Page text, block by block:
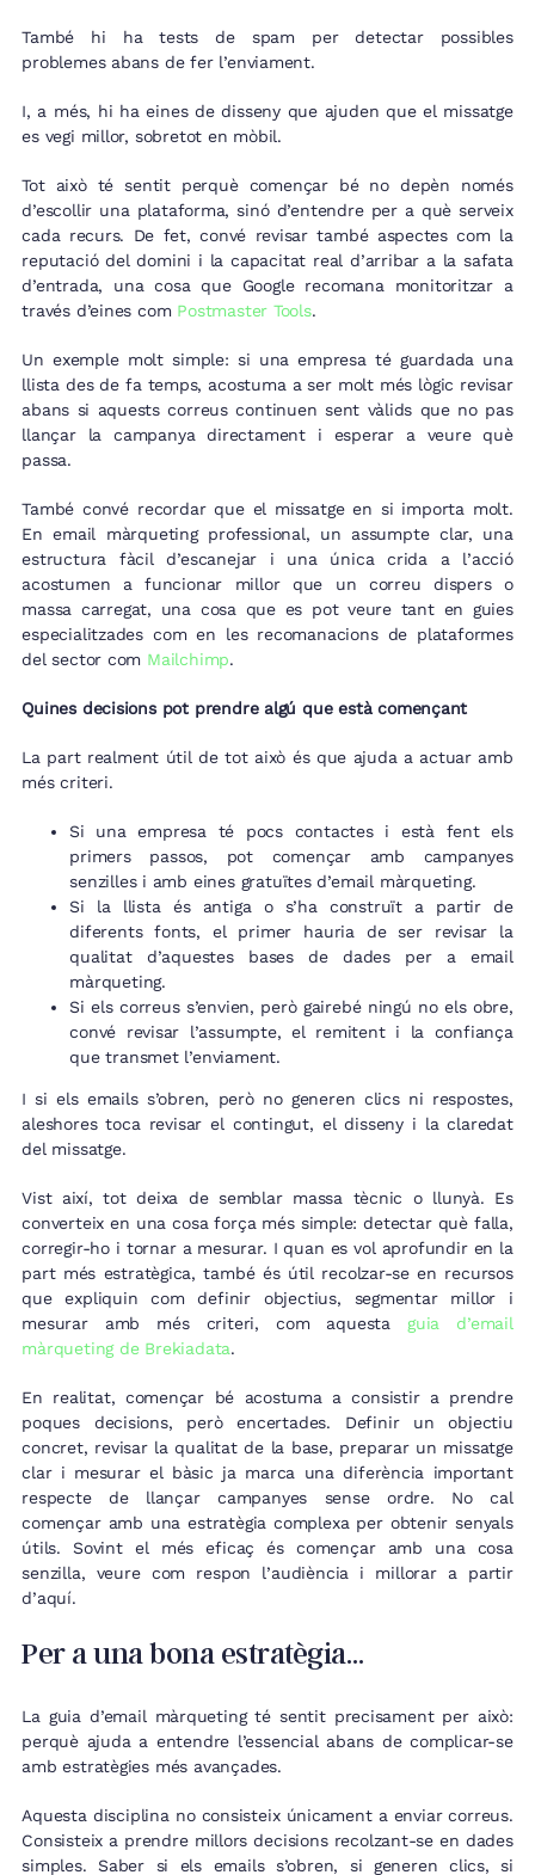
També hi ha tests de spam per detectar possibles
problemes abans de fer l’enviament.
I, a més, hi ha eines de disseny que ajuden que el missatge
es vegi millor, sobretot en mòbil.
Tot això té sentit perquè començar bé no depèn només
d’escollir una plataforma, sinó d’entendre per a què serveix
cada recurs. De fet, convé revisar també aspectes com la
reputació del domini i la capacitat real d’arribar a la safata
d’entrada, una cosa que Google recomana monitoritzar a
través d’eines com Postmaster Tools.
Un exemple molt simple: si una empresa té guardada una
llista des de fa temps, acostuma a ser molt més lògic revisar
abans si aquests correus continuen sent vàlids que no pas
llançar la campanya directament i esperar a veure què
passa.
També convé recordar que el missatge en si importa molt.
En email màrqueting professional, un assumpte clar, una
estructura fàcil d’escanejar i una única crida a l’acció
acostumen a funcionar millor que un correu dispers o
massa carregat, una cosa que es pot veure tant en guies
especialitzades com en les recomanacions de plataformes
del sector com Mailchimp.
Quines decisions pot prendre algú que està començant
La part realment útil de tot això és que ajuda a actuar amb
més criteri.
Si una empresa té pocs contactes i està fent els
primers passos, pot començar amb campanyes
senzilles i amb eines gratuïtes d’email màrqueting.
Si la llista és antiga o s’ha construït a partir de
diferents fonts, el primer hauria de ser revisar la
qualitat d’aquestes bases de dades per a email
màrqueting.
Si els correus s’envien, però gairebé ningú no els obre,
convé revisar l’assumpte, el remitent i la confiança
que transmet l’enviament.
I si els emails s’obren, però no generen clics ni respostes,
aleshores toca revisar el contingut, el disseny i la claredat
del missatge.
Vist així, tot deixa de semblar massa tècnic o llunyà. Es
converteix en una cosa força més simple: detectar què falla,
corregir-ho i tornar a mesurar. I quan es vol aprofundir en la
part més estratègica, també és útil recolzar-se en recursos
que expliquin com definir objectius, segmentar millor i
mesurar amb més criteri, com aquesta guia d’email
màrqueting de Brekiadata.
En realitat, començar bé acostuma a consistir a prendre
poques decisions, però encertades. Definir un objectiu
concret, revisar la qualitat de la base, preparar un missatge
clar i mesurar el bàsic ja marca una diferència important
respecte de llançar campanyes sense ordre. No cal
començar amb una estratègia complexa per obtenir senyals
útils. Sovint el més eficaç és començar amb una cosa
senzilla, veure com respon l’audiència i millorar a partir
d’aquí.
Per a una bona estratègia…
La guia d’email màrqueting té sentit precisament per això:
perquè ajuda a entendre l’essencial abans de complicar-se
amb estratègies més avançades.
Aquesta disciplina no consisteix únicament a enviar correus.
Consisteix a prendre millors decisions recolzant-se en dades
simples. Saber si els emails s’obren, si generen clics, si